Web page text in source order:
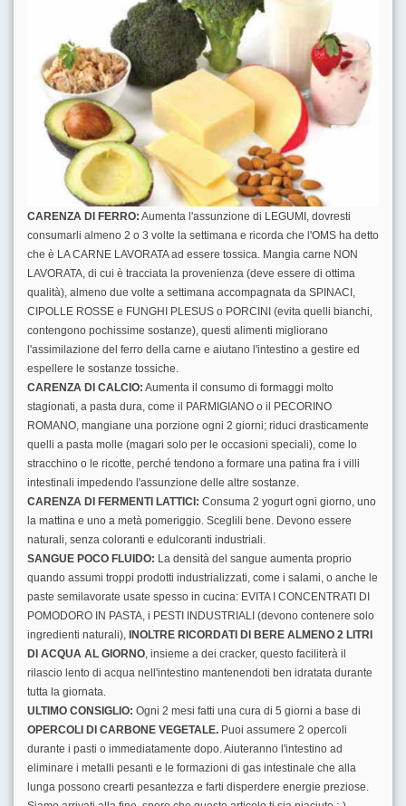
CARENZA DI FERRO: Aumenta l'assunzione di LEGUMI, dovresti
consumarli almeno 2 o 3 volte la settimana e ricorda che l'OMS ha detto
che è LA CARNE LAVORATA ad essere tossica. Mangia carne NON
LAVORATA, di cui è tracciata la provenienza (deve essere di ottima
qualità), almeno due volte a settimana accompagnata da SPINACI,
CIPOLLE ROSSE e FUNGHI PLESUS o PORCINI (evita quelli bianchi,
contengono pochissime sostanze), questi alimenti migliorano
l'assimilazione del ferro della carne e aiutano l'intestino a gestire ed
espellere le sostanze tossiche.
CARENZA DI CALCIO: Aumenta il consumo di formaggi molto
stagionati, a pasta dura, come il PARMIGIANO o il PECORINO
ROMANO, mangiane una porzione ogni 2 giorni; riduci drasticamente
quelli a pasta molle (magari solo per le occasioni speciali), come lo
stracchino o le ricotte, perché tendono a formare una patina fra i villi
intestinali impedendo l'assunzione delle altre sostanze.
CARENZA DI FERMENTI LATTICI: Consuma 2 yogurt ogni giorno, uno
la mattina e uno a metà pomeriggio. Sceglili bene. Devono essere
naturali, senza coloranti e edulcoranti industriali.
SANGUE POCO FLUIDO: La densità del sangue aumenta proprio
quando assumi troppi prodotti industrializzati, come i salami, o anche le
paste semilavorate usate spesso in cucina: EVITA I CONCENTRATI DI
POMODORO IN PASTA, i PESTI INDUSTRIALI (devono contenere solo
ingredienti naturali), INOLTRE RICORDATI DI BERE ALMENO 2 LITRI
DI ACQUA AL GIORNO , insieme a dei cracker, questo faciliterà il
rilascio lento di acqua nell'intestino mantenendoti ben idratata durante
tutta la giornata.
ULTIMO CONSIGLIO: Ogni 2 mesi fatti una cura di 5 giorni a base di
OPERCOLI DI CARBONE VEGETALE. Puoi assumere 2 opercoli
durante i pasti o immediatamente dopo. Aiuteranno l'intestino ad
eliminare i metalli pesanti e le formazioni di gas intestinale che alla
lunga possono crearti pesantezza e farti disperdere energie preziose.